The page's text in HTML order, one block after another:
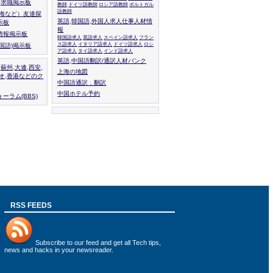
職掲示板
など）友達探
板
報掲示板
語)掲示板
州,大連,西安,
,香港などのク
ーラム(BBS)
教師 ドイツ語教師 ロシア語教師 ポルトガル
語教師
英語,韓国語,外国人求人仕事人材情
報
韓国語求人 英語求人 スペイン語求人 フラン
ス語求人 イタリア語求人 ドイツ語求人 ロシ
ア語求人 タイ語求人 インド語求人
英語,中国語翻訳/通訳人材バンク
上海の地図
中国語通訳，翻訳
中国ホテル予約
RSS FEEDS
Subscribe to our feed and get all Tech tips,
news and hacks in your newsreader.